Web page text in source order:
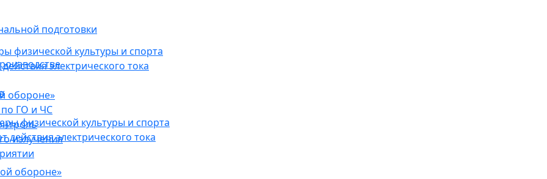
физической культуры и спорта
электрического тока
обороне»
ГО и ЧС
излучения
подготовки
физической культуры и спорта
электрического тока
обороне»